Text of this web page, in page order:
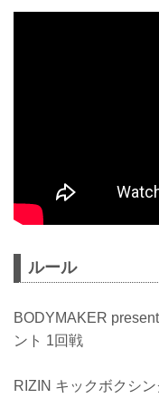
ルール
BODYMAKER
ント 1回戦
RIZIN キックボクシ